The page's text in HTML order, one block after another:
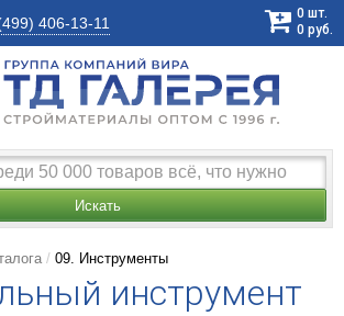
406-13-11
0 шт.
0 руб.
Искать
09. Инструменты
инструмент